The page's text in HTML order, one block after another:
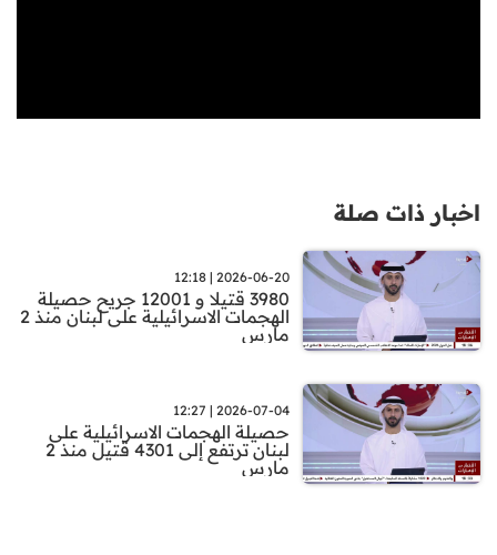
اخبار ذات صلة
2026-06-20 | 12:18
3980 قتيلا و 12001 جريح حصيلة
الهجمات الاسرائيلية على لبنان منذ 2
مارس
2026-07-04 | 12:27
حصيلة الهجمات الاسرائيلية على
لبنان ترتفع إلى 4301 قتيل منذ 2
مارس